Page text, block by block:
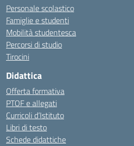
Personale scolastico
Famiglie e studenti
Mobilità studentesca
Percorsi di studio
Tirocini
Didattica
Offerta formativa
PTOF e allegati
Curricoli d’Istituto
Libri di testo
Schede didattiche